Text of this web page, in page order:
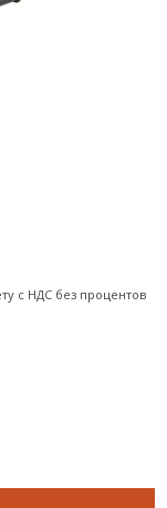
с НДС без процентов